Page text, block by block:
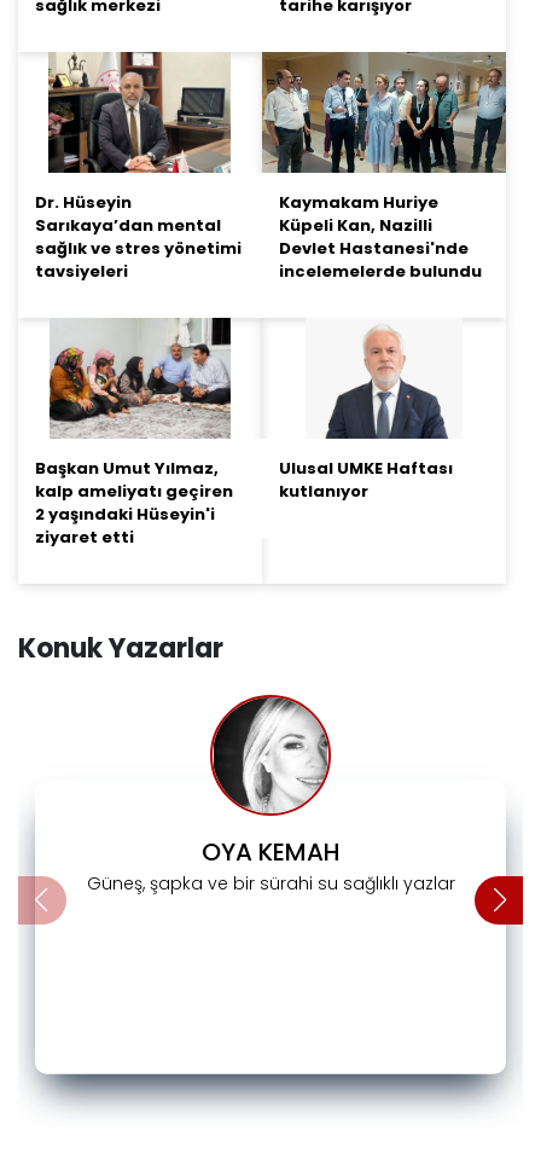
sağlık merkezi tarihe karışıyor
Dr. Hüseyin
Sarıkaya’dan mental
sağlık ve stres yönetimi
tavsiyeleri
Kaymakam Huriye
Küpeli Kan, Nazilli
Devlet Hastanesi'nde
incelemelerde bulundu
Başkan Umut Yılmaz,
kalp ameliyatı geçiren
2 yaşındaki Hüseyin'i
ziyaret etti
Ulusal UMKE Haftası
kutlanıyor
Konuk Yazarlar
OYA KEMAH
Güneş, şapka ve bir sürahi su sağlıklı yazlar